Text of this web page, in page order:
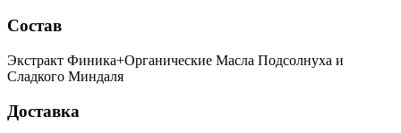
Состав
Экстракт Финика+Органические Масла Подсолнуха и
Сладкого Миндаля
Доставка